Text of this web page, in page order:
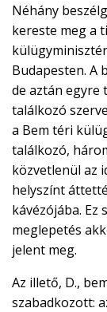
Néhány
kereste meg a
Budapesten. A
de aztán egyre
találkozó
a Bem téri
találkozó,
közvetlenül az
helyszínt
kávézójába. Ez
meglepetés
jelent meg.
Az illető, D.,
szabadkozott: